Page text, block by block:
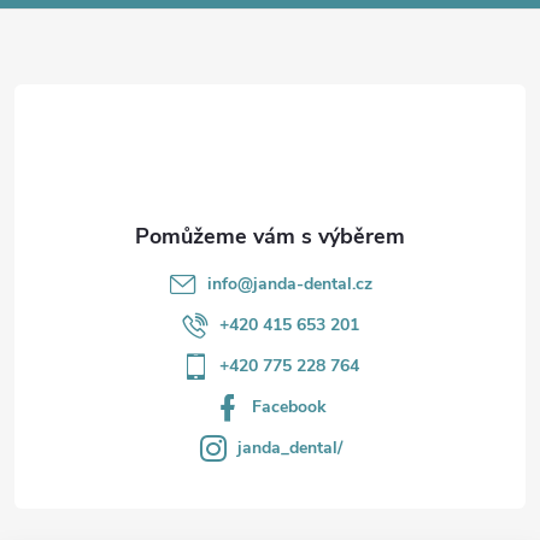
a
info@janda-dental.cz
+420 415 653 201
+420 775 228 764
Facebook
janda_dental/